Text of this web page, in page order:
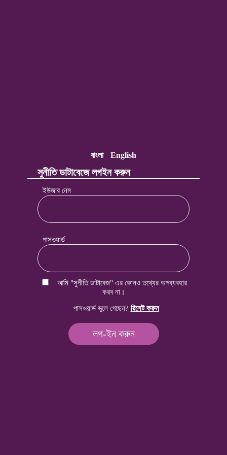
বাংলা English
সুনীতি ডাটাবেজে লগইন করুন
ইউজার নেম
পাসওয়ার্ড
আমি "সুনীতি ডাটাবেজ" এর কোনও তথ্যের অপব্যবহার
করব না।
পাসওয়ার্ড ভুলে গেছেন? রিসেট করুন
লগ-ইন করুন